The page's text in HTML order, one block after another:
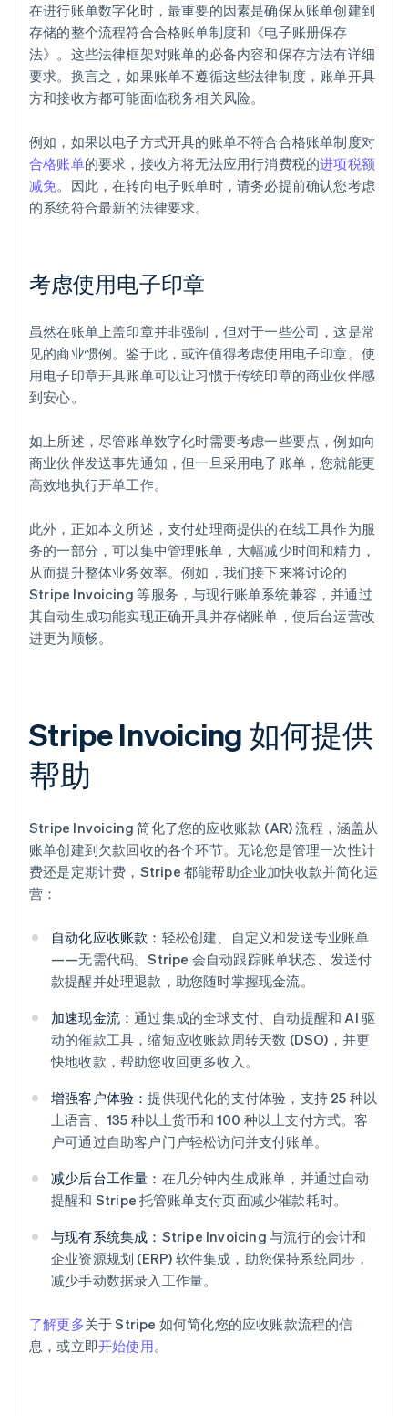
在进行账单数字化时，最重要的因素是确保从账单创建到
存储的整个流程符合合格账单制度和《电子账册保存
法》。这些法律框架对账单的必备内容和保存方法有详细
要求。换言之，如果账单不遵循这些法律制度，账单开具
方和接收方都可能面临税务相关风险。
例如，如果以电子方式开具的账单不符合合格账单制度对
合格账单的要求，接收方将无法应用行消费税的进项税额
减免。因此，在转向电子账单时，请务必提前确认您考虑
的系统符合最新的法律要求。
考虑使用电子印章
虽然在账单上盖印章并非强制，但对于一些公司，这是常
见的商业惯例。鉴于此，或许值得考虑使用电子印章。使
用电子印章开具账单可以让习惯于传统印章的商业伙伴感
到安心。
如上所述，尽管账单数字化时需要考虑一些要点，例如向
商业伙伴发送事先通知，但一旦采用电子账单，您就能更
高效地执行开单工作。
此外，正如本文所述，支付处理商提供的在线工具作为服
务的一部分，可以集中管理账单，大幅减少时间和精力，
从而提升整体业务效率。例如，我们接下来将讨论的
Stripe Invoicing 等服务，与现行账单系统兼容，并通过
其自动生成功能实现正确开具并存储账单，使后台运营改
进更为顺畅。
Stripe Invoicing 如何提供
帮助
Stripe Invoicing 简化了您的应收账款 (AR) 流程，涵盖从
账单创建到欠款回收的各个环节。无论您是管理一次性计
费还是定期计费，Stripe 都能帮助企业加快收款并简化运
营：
自动化应收账款： 轻松创建、自定义和发送专业账单
——无需代码。Stripe 会自动跟踪账单状态、发送付
款提醒并处理退款，助您随时掌握现金流。
加速现金流：通过集成的全球支付、自动提醒和 AI 驱
动的催款工具，缩短应收账款周转天数 (DSO)，并更
快地收款，帮助您收回更多收入。
增强客户体验：提供现代化的支付体验，支持 25 种以
上语言、135 种以上货币和 100 种以上支付方式。客
户可通过自助客户门户轻松访问并支付账单。
减少后台工作量： 在几分钟内生成账单，并通过自动
提醒和 Stripe 托管账单支付页面减少催款耗时。
与现有系统集成： Stripe Invoicing 与流行的会计和
企业资源规划 (ERP) 软件集成，助您保持系统同步，
减少手动数据录入工作量。
了解更多关于 Stripe 如何简化您的应收账款流程的信
息，或立即开始使用。
阿联酋
English
爱尔兰
English
爱沙尼亚
English
奥地利
澳大利亚
English
巴西
保加利亚
English
比利时